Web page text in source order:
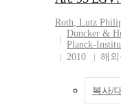
Roth, Lutz
Duncker &
Planck-
2010
해
복사/